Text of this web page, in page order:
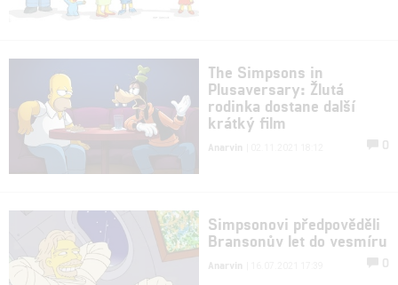
The Simpsons in
Plusaversary: Žlutá
rodinka dostane další
krátký film
Anarvin 0
Simpsonovi předpověděli
Bransonův let do vesmíru
Anarvin 0